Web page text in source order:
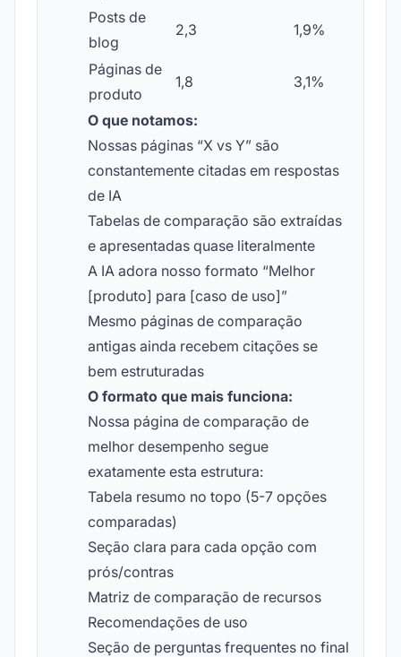
Posts de
blog
2,3 1,9%
Páginas de
produto
1,8 3,1%
O que notamos:
Nossas páginas “X vs Y” são
constantemente citadas em respostas
de IA
Tabelas de comparação são extraídas
e apresentadas quase literalmente
A IA adora nosso formato “Melhor
[produto] para [caso de uso]”
Mesmo páginas de comparação
antigas ainda recebem citações se
bem estruturadas
O formato que mais funciona:
Nossa página de comparação de
melhor desempenho segue
exatamente esta estrutura:
Tabela resumo no topo (5-7 opções
comparadas)
Seção clara para cada opção com
prós/contras
Matriz de comparação de recursos
Recomendações de uso
Seção de perguntas frequentes no final